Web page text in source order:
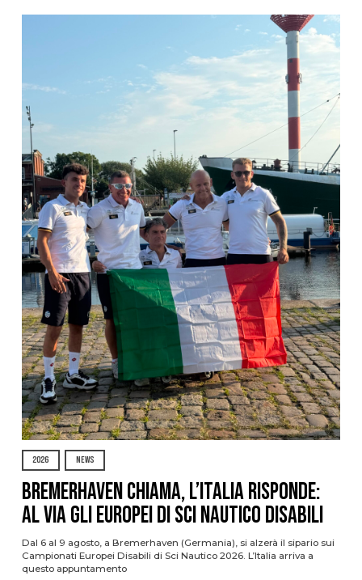
2026 NEWS
Bremerhaven chiama, l’Italia risponde:
al via gli Europei di Sci Nautico Disabili
Dal 6 al 9 agosto, a Bremerhaven (Germania), si alzerà il sipario sui
Campionati Europei Disabili di Sci Nautico 2026. L’Italia arriva a
questo appuntamento